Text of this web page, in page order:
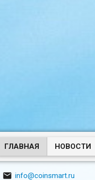
ГЛАВНАЯ НОВОСТИ
 info@coinsmart.ru